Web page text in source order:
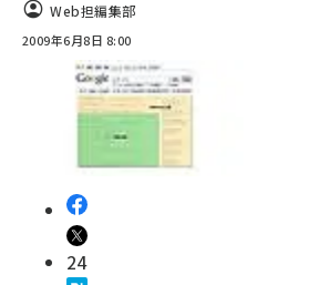
Web担編集部
2009年6月8日 8:00
24